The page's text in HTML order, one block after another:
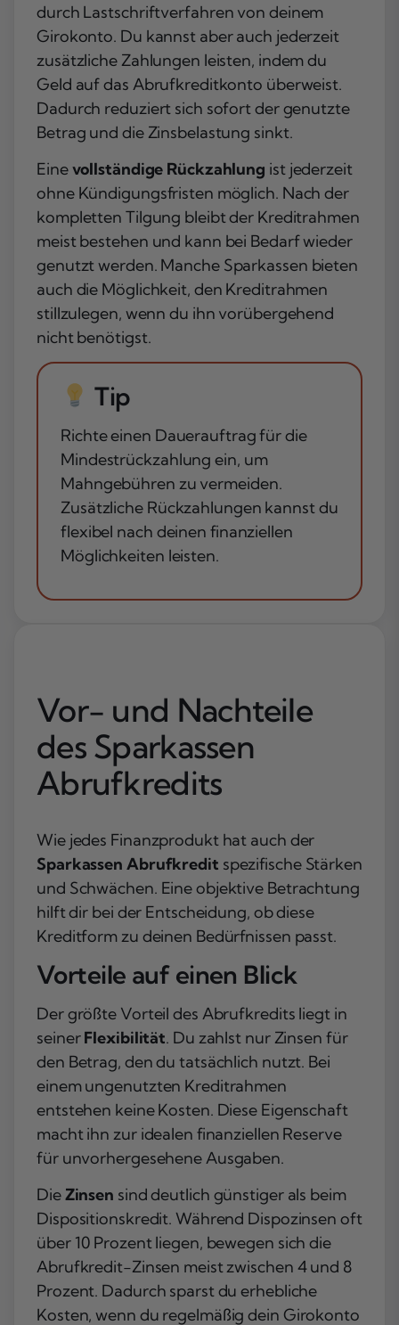
durch Lastschriftverfahren von deinem
Girokonto. Du kannst aber auch jederzeit
zusätzliche Zahlungen leisten, indem du
Geld auf das Abrufkreditkonto überweist.
Dadurch reduziert sich sofort der genutzte
Betrag und die Zinsbelastung sinkt.
Einevollständige Rückzahlung ist jederzeit
ohne Kündigungsfristen möglich. Nach der
kompletten Tilgung bleibt der Kreditrahmen
meist bestehen und kann bei Bedarf wieder
genutzt werden. Manche Sparkassen bieten
auch die Möglichkeit, den Kreditrahmen
stillzulegen, wenn du ihn vorübergehend
nicht benötigst.
Tip
Richte einen Dauerauftrag für die
Mindestrückzahlung ein, um
Mahngebühren zu vermeiden.
Zusätzliche Rückzahlungen kannst du
flexibel nach deinen finanziellen
Möglichkeiten leisten.
Vor- und Nachteile
des Sparkassen
Abrufkredits
Wie jedes Finanzprodukt hat auch der
Sparkassen Abrufkredit spezifische Stärken
und Schwächen. Eine objektive Betrachtung
hilft dir bei der Entscheidung, ob diese
Kreditform zu deinen Bedürfnissen passt.
Vorteile auf einen Blick
Der größte Vorteil des Abrufkredits liegt in
seinerFlexibilität. Du zahlst nur Zinsen für
den Betrag, den du tatsächlich nutzt. Bei
einem ungenutzten Kreditrahmen
entstehen keine Kosten. Diese Eigenschaft
macht ihn zur idealen finanziellen Reserve
für unvorhergesehene Ausgaben.
DieZinsen sind deutlich günstiger als beim
Dispositionskredit. Während Dispozinsen oft
über 10 Prozent liegen, bewegen sich die
Abrufkredit-Zinsen meist zwischen 4 und 8
Prozent. Dadurch sparst du erhebliche
Kosten, wenn du regelmäßig dein Girokonto